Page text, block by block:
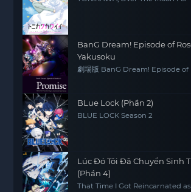
BanG Dream! Episode of
Yakusoku
劇場版 BanG Dream! Episode of
BLue Lock (Phần 2)
BLUE LOCK Season 2
Lúc Đó Tôi Đã Chuyển Sinh
(Phần 4)
That Time I Got Reincarnated